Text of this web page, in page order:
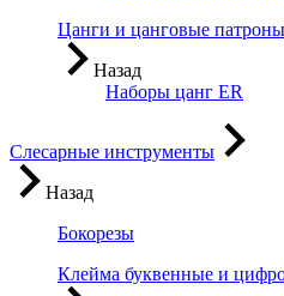
Цанги и цанговые патроны
Назад
Наборы цанг ER
Слесарные инструменты
Назад
Бокорезы
Клейма буквенные и